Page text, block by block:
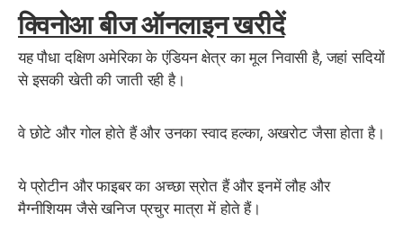
क्विनोआ बीज ऑनलाइन खरीदें
यह पौधा दक्षिण अमेरिका के एंडियन क्षेत्र का मूल निवासी है, जहां सदियों
से इसकी खेती की जाती रही है।
वे छोटे और गोल होते हैं और उनका स्वाद हल्का, अखरोट जैसा होता है।
ये प्रोटीन और फाइबर का अच्छा स्रोत हैं और इनमें लौह और
मैग्नीशियम जैसे खनिज प्रचुर मात्रा में होते हैं।